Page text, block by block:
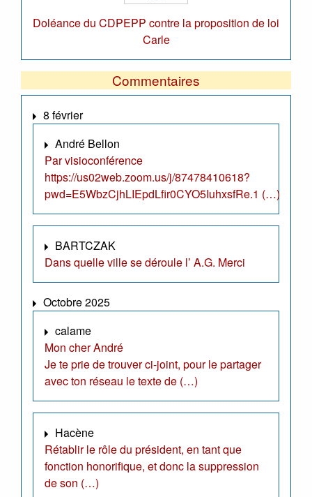
Doléance du CDPEPP contre la proposition de loi
Carle
Commentaires
8 février
André Bellon
Par visioconférence
https://us02web.zoom.us/j/87478410618?
pwd=E5WbzCjhLIEpdLfir0CYO5IuhxsfRe.1 (…)
BARTCZAK
Dans quelle ville se déroule l’ A.G. Merci
Octobre 2025
calame
Mon cher André
Je te prie de trouver ci-joint, pour le partager
avec ton réseau le texte de (…)
Hacène
Rétablir le rôle du président, en tant que
fonction honorifique, et donc la suppression
de son (…)